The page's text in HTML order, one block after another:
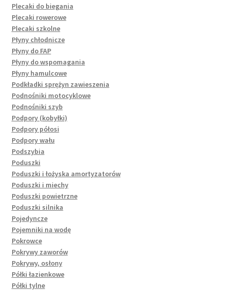
Plecaki do biegania
Plecaki rowerowe
Plecaki szkolne
Płyny chłodnicze
Płyny do FAP
Płyny do wspomagania
Płyny hamulcowe
Podkładki sprężyn zawieszenia
Podnośniki motocyklowe
Podnośniki szyb
Podpory (kobyłki)
Podpory półosi
Podpory wału
Podszybia
Poduszki
Poduszki i łożyska amortyzatorów
Poduszki i miechy
Poduszki powietrzne
Poduszki silnika
Pojedyncze
Pojemniki na wodę
Pokrowce
Pokrywy zaworów
Pokrywy, osłony
Półki łazienkowe
Półki tylne